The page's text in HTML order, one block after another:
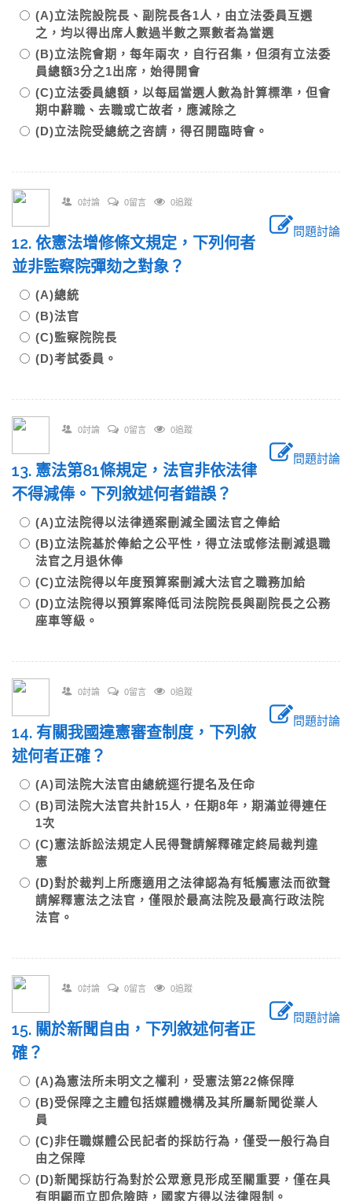
(A)立法院設院長、副院長各1人，由立法委員互選
之，均以得出席人數過半數之票數者為當選
(B)立法院會期，每年兩次，自行召集，但須有立法委
員總額3分之1出席，始得開會
(C)立法委員總額，以每屆當選人數為計算標準，但會
期中辭職、去職或亡故者，應減除之
(D)立法院受總統之咨請，得召開臨時會。
0討論 0留言 0追蹤
問題討論
12. 依憲法增修條文規定，下列何者
並非監察院彈劾之對象？
(A)總統
(B)法官
(C)監察院院長
(D)考試委員。
0討論 0留言 0追蹤
問題討論
13. 憲法第81條規定，法官非依法律
不得減俸。下列敘述何者錯誤？
(A)立法院得以法律通案刪減全國法官之俸給
(B)立法院基於俸給之公平性，得立法或修法刪減退職
法官之月退休俸
(C)立法院得以年度預算案刪減大法官之職務加給
(D)立法院得以預算案降低司法院院長與副院長之公務
座車等級。
0討論 0留言 0追蹤
問題討論
14. 有關我國違憲審查制度，下列敘
述何者正確？
(A)司法院大法官由總統逕行提名及任命
(B)司法院大法官共計15人，任期8年，期滿並得連任
1次
(C)憲法訴訟法規定人民得聲請解釋確定終局裁判違
憲
(D)對於裁判上所應適用之法律認為有牴觸憲法而欲聲
請解釋憲法之法官，僅限於最高法院及最高行政法院
法官。
0討論 0留言 0追蹤
問題討論
15. 關於新聞自由，下列敘述何者正
確？
(A)為憲法所未明文之權利，受憲法第22條保障
(B)受保障之主體包括媒體機構及其所屬新聞從業人
員
(C)非任職媒體公民記者的採訪行為，僅受一般行為自
由之保障
(D)新聞採訪行為對於公眾意見形成至關重要，僅在具
有明顯而立即危險時，國家方得以法律限制。